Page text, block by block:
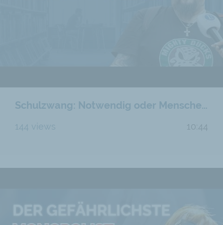
Schulzwang: Notwendig oder Menschenrechtsverletzung?
144 views 10:44